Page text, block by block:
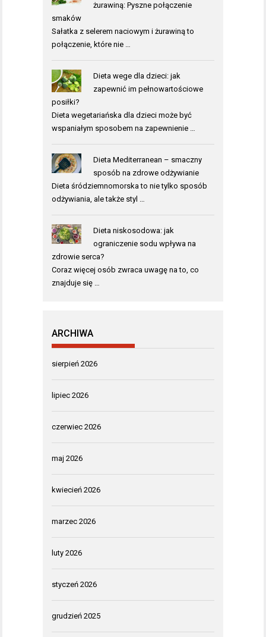
żurawiną: Pyszne połączenie
smaków
Sałatka z selerem naciowym i żurawiną to
połączenie, które nie …
Dieta wege dla dzieci: jak
zapewnić im pełnowartościowe
posiłki?
Dieta wegetariańska dla dzieci może być
wspaniałym sposobem na zapewnienie …
Dieta Mediterranean – smaczny
sposób na zdrowe odżywianie
Dieta śródziemnomorska to nie tylko sposób
odżywiania, ale także styl …
Dieta niskosodowa: jak
ograniczenie sodu wpływa na
zdrowie serca?
Coraz więcej osób zwraca uwagę na to, co
znajduje się …
ARCHIWA
sierpień 2026
lipiec 2026
czerwiec 2026
maj 2026
kwiecień 2026
marzec 2026
luty 2026
styczeń 2026
grudzień 2025